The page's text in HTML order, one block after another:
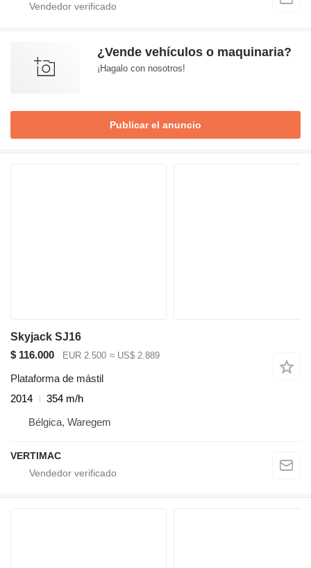
¿Vende vehículos o maquinaria?
¡Hagalo con nosotros!
Publicar el anuncio
Skyjack SJ16
$ 116.000
EUR 2.500 ≈ US$ 2.889
Plataforma de mástil
2014
354 m/h
Bélgica, Waregem
VERTIMAC